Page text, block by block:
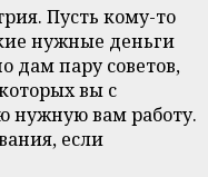
Пусть кому-то
нужные деньги
дам пару советов,
вы с
нужную вам работу.
если